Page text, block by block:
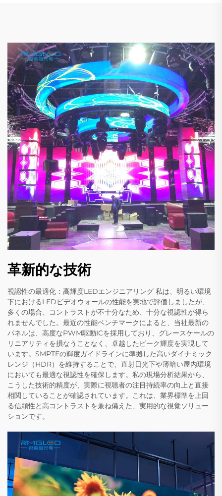
革新的な技術
視認性の最適化：高輝度LEDエンジニアリング 私は、明るい環境
下におけるLEDビデオウォールの性能を実地で評価しましたが、
多くの場合、コントラストが不十分なため、十分な視認性が得ら
れませんでした。最近の性能ベンチマークによると、当社最新の
パネルは、高度なPWM駆動ICを採用しており、グレースケールの
リニアリティを損なうことなく、卓越したピーク輝度を実現して
います。SMPTEの輝度ガイドラインに準拠した高いダイナミック
レンジ（HDR）を維持することで、直射日光下や薄暗い屋内環境
においても最適な視認性を確保します。私の現場分析結果から、
こうした技術的精度が、実際に視聴者の注目持続率の向上と直接
相関していることが確認されています。これは、業界標準を上回
る信頼性と高コントラストを兼ね備えた、実用的な視覚ソリュー
ションです。